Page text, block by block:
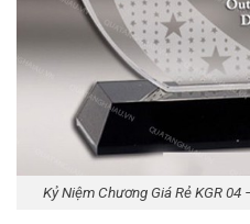
Kỷ Niệm Chương Giá Rẻ KGR